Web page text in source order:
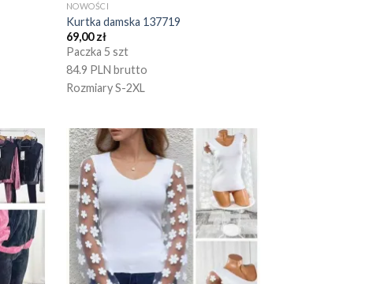
NOWOŚCI
Kurtka damska 137719
69,00zł
Paczka 5 szt
84.9 PLN brutto
Rozmiary S-2XL